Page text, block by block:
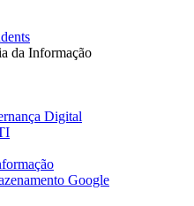
da Informação
Digital
Google